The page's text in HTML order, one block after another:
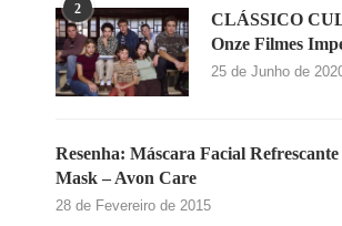
2
CLÁSSICO
Onze Filmes
25 de Junho de
Resenha: Máscara Facial
Mask – Avon Care
28 de Fevereiro de 2015